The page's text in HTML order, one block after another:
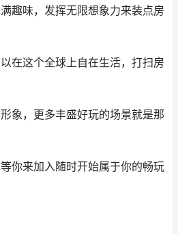
趣味，发挥无限想象力来装点房
在这个全球上自在生活，打扫房
象，更多丰盛好玩的场景就是那
你来加入随时开始属于你的畅玩